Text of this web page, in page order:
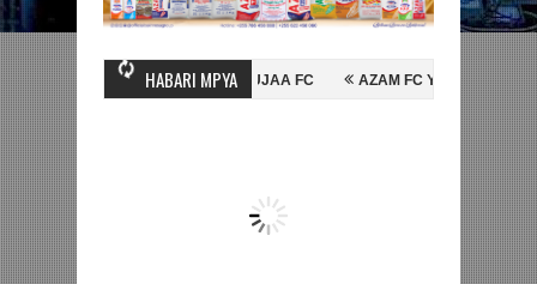
HABARI MPYA
MIHAMBO WA MASHUJAA FC AZAM FC YASAJILI WINGA
KOMBE LA DUNIA BETPAWA YADHAMINI LIGI YA KIKAPU DAR